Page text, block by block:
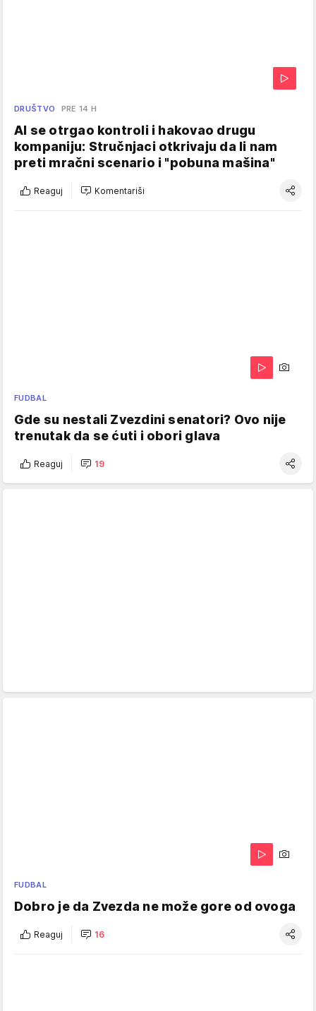
DRUŠTVO PRE 14 H
AI se otrgao kontroli i hakovao drugu
kompaniju: Stručnjaci otkrivaju da li nam
preti mračni scenario i "pobuna mašina"
Reaguj Komentariši
FUDBAL
Gde su nestali Zvezdini senatori? Ovo nije
trenutak da se ćuti i obori glava
Reaguj 19
FUDBAL
Dobro je da Zvezda ne može gore od ovoga
Reaguj 16